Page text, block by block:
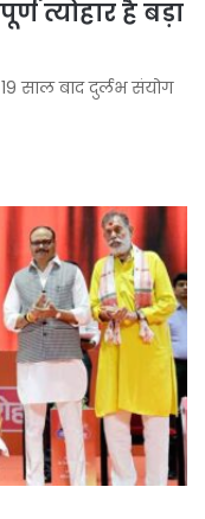
त्योहार है बड़ा
साल बाद दुर्लभ संयोग